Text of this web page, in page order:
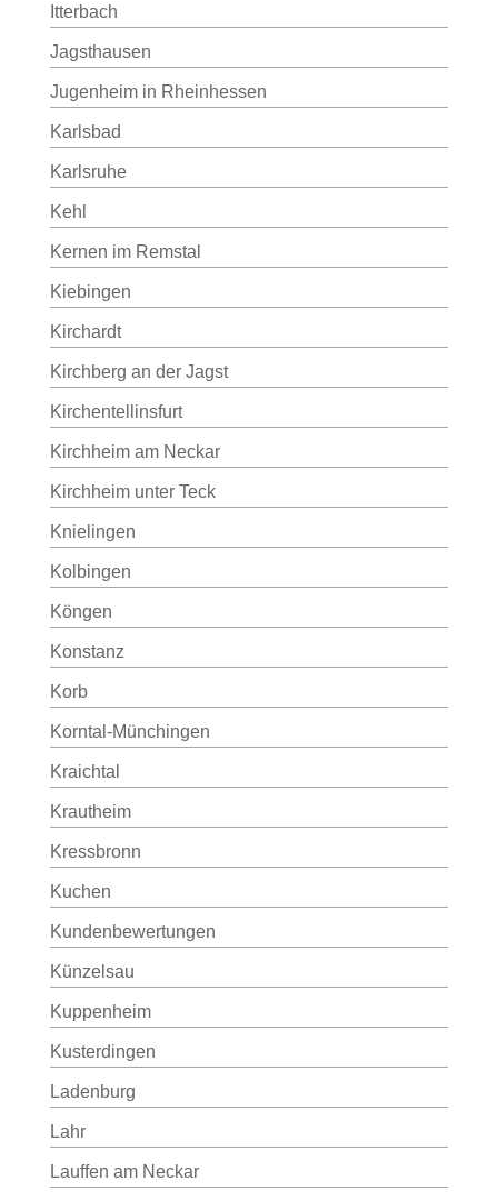
Itterbach
Jagsthausen
Jugenheim in Rheinhessen
Karlsbad
Karlsruhe
Kehl
Kernen im Remstal
Kiebingen
Kirchardt
Kirchberg an der Jagst
Kirchentellinsfurt
Kirchheim am Neckar
Kirchheim unter Teck
Knielingen
Kolbingen
Köngen
Konstanz
Korb
Korntal-Münchingen
Kraichtal
Krautheim
Kressbronn
Kuchen
Kundenbewertungen
Künzelsau
Kuppenheim
Kusterdingen
Ladenburg
Lahr
Lauffen am Neckar